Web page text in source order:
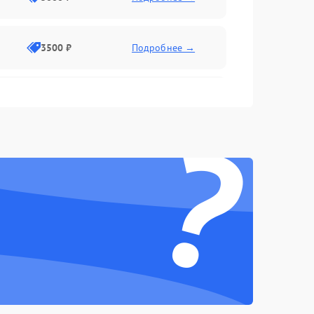
3500 ₽ Подробнее →
2000 ₽ Подробнее →
Подробнее →
Подробнее →
?